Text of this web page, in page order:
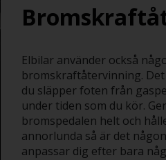
Elbilar använder också
bromskraftåtervinning.
du släpper foten från
under tiden som du kör.
bromspedalen helt och
annorlunda så är det
anpassar dig efter bara